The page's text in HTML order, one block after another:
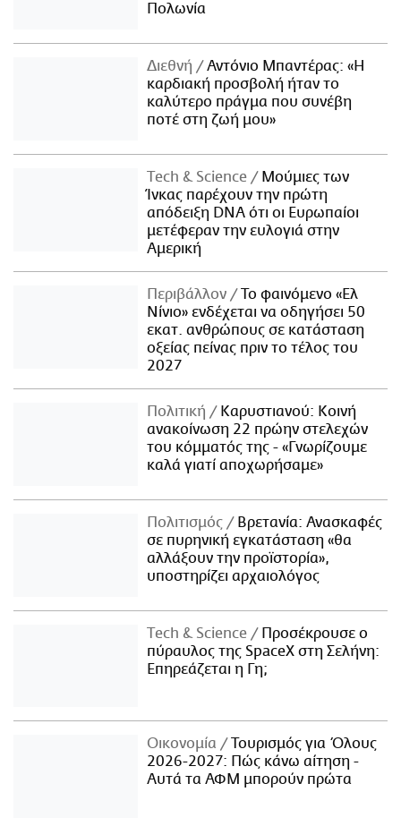
Πολωνία
Διεθνή
Αντόνιο Μπαντέρας: «Η
καρδιακή προσβολή ήταν το
καλύτερο πράγμα που συνέβη
ποτέ στη ζωή μου»
Τech & Science
Μούμιες των
Ίνκας παρέχουν την πρώτη
απόδειξη DNA ότι οι Ευρωπαίοι
μετέφεραν την ευλογιά στην
Αμερική
Περιβάλλον
Το φαινόμενο «Ελ
Νίνιο» ενδέχεται να οδηγήσει 50
εκατ. ανθρώπους σε κατάσταση
οξείας πείνας πριν το τέλος του
2027
Πολιτική
Καρυστιανού: Κοινή
ανακοίνωση 22 πρώην στελεχών
του κόμματός της - «Γνωρίζουμε
καλά γιατί αποχωρήσαμε»
Πολιτισμός
Βρετανία: Ανασκαφές
σε πυρηνική εγκατάσταση «θα
αλλάξουν την προϊστορία»,
υποστηρίζει αρχαιολόγος
Τech & Science
Προσέκρουσε ο
πύραυλος της SpaceX στη Σελήνη:
Επηρεάζεται η Γη;
Οικονομία
Τουρισμός για Όλους
2026-2027: Πώς κάνω αίτηση -
Αυτά τα ΑΦΜ μπορούν πρώτα